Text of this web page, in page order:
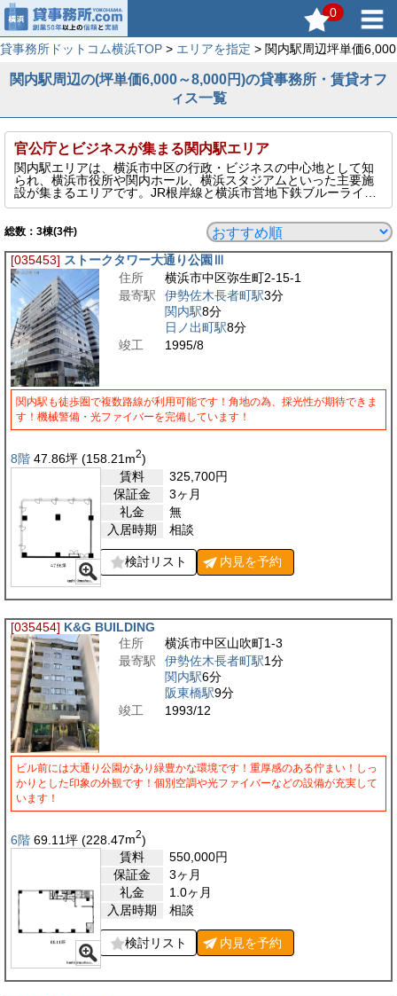
0
貸事務所ドットコム横浜TOP > エリアを指定 > 関内駅周辺坪単価
関内駅周辺の(坪単価6,000～8,000円)の貸事務所・賃貸オフ
ィス一覧
官公庁とビジネスが集まる関内駅エリア
関内駅エリアは、横浜市中区の行政・ビジネスの中心地として知
られ、横浜市役所や関内ホール、横浜スタジアムといった主要施
設が集まるエリアです。JR根岸線と横浜市営地下鉄ブルーライン
が交差し、交通利便性も高く、県内外からのアクセスに優れてい
系・コンサル業など幅広い業種に適した物件が揃います。落ち着
いた街並みと行政機関の近さから、信頼感を重視する企業にも人
気。ビジネスの拠点として安定したニーズを誇るエリアです。
このページでは、そんな関内駅周辺エリアの坪単価6,000～8,000
円の貸事務所を表示しています。
総数： 3棟(3件)
[035453] ストークタワー大通り公園Ⅲ
住所
横浜市中区弥生町2-15-1
最寄駅
伊勢佐木長者町駅3分
関内駅8分
日ノ出町駅8分
竣工
1995/8
関内駅も徒歩圏で複数路線が利用可能です！角地の為、採光性が期待できま
す！機械警備・光ファイバーを完備しています！
8階 47.86坪 (158.21 m2)
賃料
325,700円
保証金
3ヶ月
礼金
無
入居時期
相談
検討リスト 内見を予約
[035454] K&G BUILDING
住所
横浜市中区山吹町1-3
最寄駅
伊勢佐木長者町駅1分
関内駅6分
阪東橋駅9分
竣工
1993/12
ビル前には大通り公園があり緑豊かな環境です！重厚感のある佇まい！しっ
かりとした印象の外観です！個別空調や光ファイバーなどの設備が充実して
います！
6階 69.11坪 (228.47m2)
賃料
550,000円
保証金
3ヶ月
礼金
1.0ヶ月
入居時期
相談
検討リスト 内見を予約